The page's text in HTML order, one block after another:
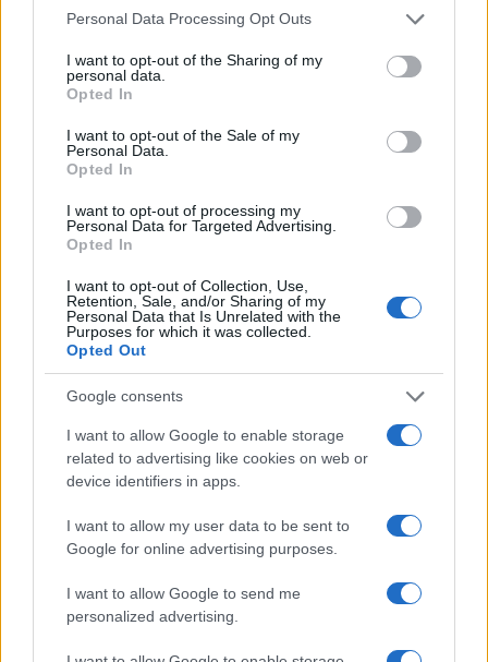
Personal Data Processing Opt Outs
I want to opt-out of the Sharing of my
personal data.
Opted In
I want to opt-out of the Sale of my
Personal Data.
Opted In
I want to opt-out of processing my
Personal Data for Targeted Advertising.
Opted In
I want to opt-out of Collection, Use,
Retention, Sale, and/or Sharing of my
Personal Data that Is Unrelated with the
Purposes for which it was collected.
Opted Out
Google consents
I want to allow Google to enable storage
related to advertising like cookies on web or
device identifiers in apps.
I want to allow my user data to be sent to
Google for online advertising purposes.
I want to allow Google to send me
personalized advertising.